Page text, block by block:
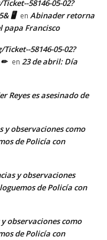
58146-05-02?
🖥 en Abinader retorna
papa Francisco
58146-05-02?
✏ en 23 de abril: Día
Reyes es asesinado de
y observaciones como
de Policía con
y observaciones
de Policía con
observaciones como
de Policía con